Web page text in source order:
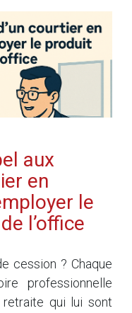
aux
en
le
l’office
cession ? Chaque
professionnelle
qui lui sont